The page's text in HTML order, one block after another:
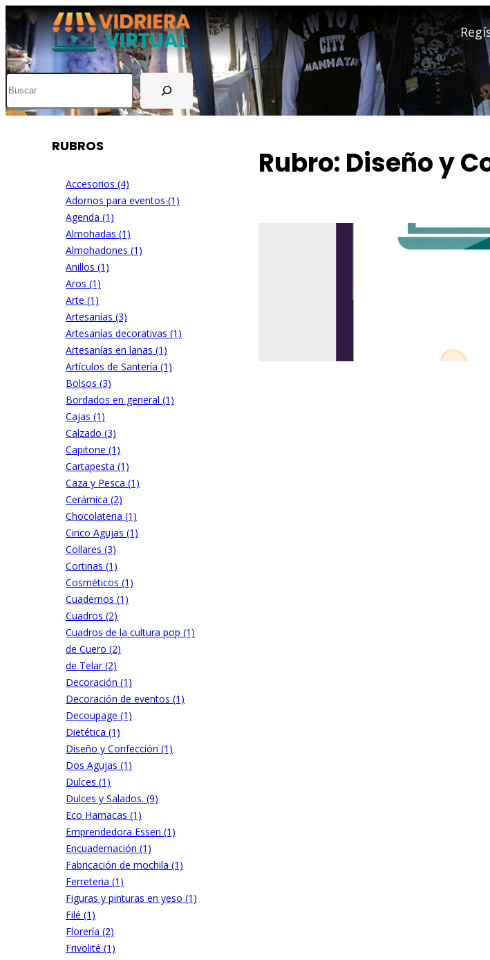
RUBROS
Accesorios (4)
Adornos para eventos (1)
Agenda (1)
Almohadas (1)
Almohadones (1)
Anillos (1)
Aros (1)
Arte (1)
Artesanías (3)
Artesanías decorativas (1)
Artesanías en lanas (1)
Artículos de Santería (1)
Bolsos (3)
Bordados en general (1)
Cajas (1)
Calzado (3)
Capitone (1)
Cartapesta (1)
Caza y Pesca (1)
Cerámica (2)
Chocolateria (1)
Cinco Agujas (1)
Collares (3)
Cortinas (1)
Cosméticos (1)
Cuadernos (1)
Cuadros (2)
Cuadros de la cultura pop (1)
de Cuero (2)
de Telar (2)
Decoración (1)
Decoración de eventos (1)
Decoupage (1)
Dietética (1)
Diseño y Confección (1)
Dos Agujas (1)
Dulces (1)
Dulces y Salados. (9)
Eco Hamacas (1)
Emprendedora Essen (1)
Encuadernación (1)
Fabricación de mochila (1)
Ferreteria (1)
Figuras y pinturas en yeso (1)
Filé (1)
Florería (2)
Frivolité (1)
Rubro: Diseño y